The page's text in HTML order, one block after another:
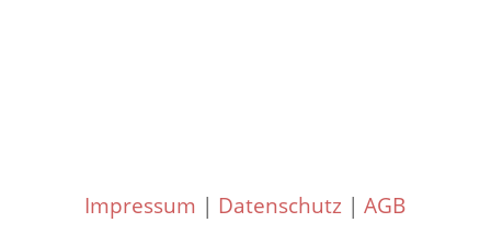
Impressum | Datenschutz | AGB